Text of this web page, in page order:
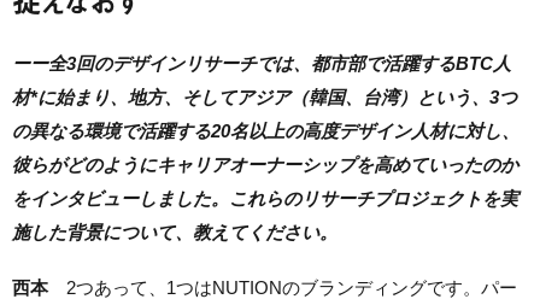
ーー全3回のデザインリサーチでは、都市部で活躍するBTC人
材*に始まり、地方、そしてアジア（韓国、台湾）という、3つ
の異なる環境で活躍する20名以上の高度デザイン人材に対し、
彼らがどのようにキャリアオーナーシップを高めていったのか
をインタビューしました。これらのリサーチプロジェクトを実
施した背景について、教えてください。
西本2つあって、1つはNUTIONのブランディングです。パー